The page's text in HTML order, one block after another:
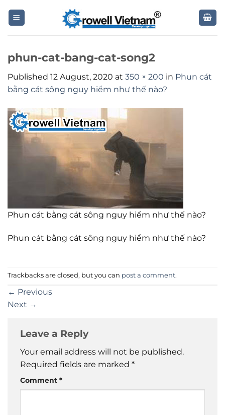
phun-cat-bang-cat-song2
Published 12 August, 2020 at 350 × 200 in Phun cát
bằng cát sông nguy hiểm như thế nào?
Phun cát bằng cát sông nguy hiểm như thế nào?
Phun cát bằng cát sông nguy hiểm như thế nào?
Trackbacks are closed, but you can post a comment.
← Previous
Next →
Leave a Reply
Your email address will not be published.
Required fields are marked *
Comment *